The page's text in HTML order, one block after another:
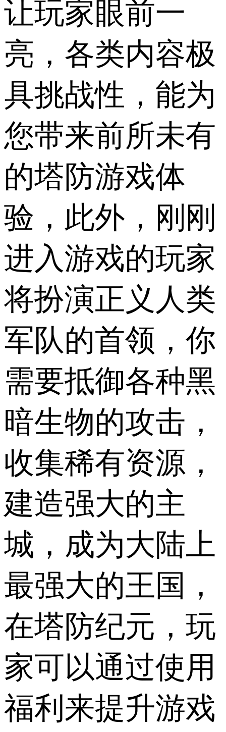
让玩家眼前一
亮，各类内容极
具挑战性，能为
您带来前所未有
的塔防游戏体
验，此外，刚刚
进入游戏的玩家
将扮演正义人类
军队的首领，你
需要抵御各种黑
暗生物的攻击，
收集稀有资源，
建造强大的主
城，成为大陆上
最强大的王国，
在塔防纪元，玩
家可以通过使用
福利来提升游戏